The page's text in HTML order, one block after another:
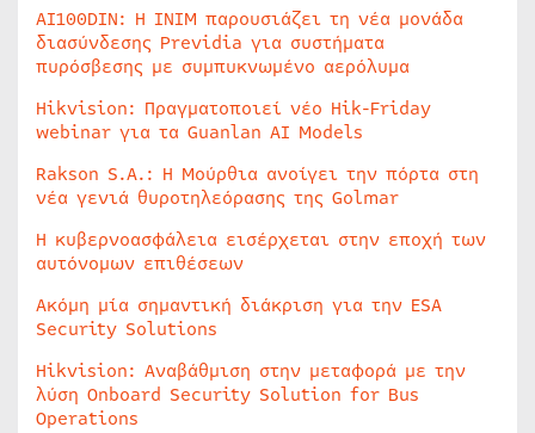
AI100DIN: Η INIM παρουσιάζει τη νέα μονάδα
διασύνδεσης Previdia για συστήματα
πυρόσβεσης με συμπυκνωμένο αερόλυμα
Hikvision: Πραγματοποιεί νέο Hik-Friday
webinar για τα Guanlan AI Models
Rakson S.A.: Η Μούρθια ανοίγει την πόρτα στη
νέα γενιά θυροτηλεόρασης της Golmar
Η κυβερνοασφάλεια εισέρχεται στην εποχή των
αυτόνομων επιθέσεων
Ακόμη μία σημαντική διάκριση για την ESA
Security Solutions
Hikvision: Αναβάθμιση στην μεταφορά με την
λύση Onboard Security Solution for Bus
Operations